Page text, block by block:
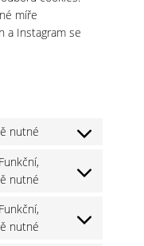
míře
a Instagram se
nutné
Consent
service
Funkční,
nutné
Consent
service
nutné
Consent